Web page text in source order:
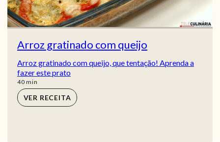
Arroz gratinado com queijo
Arroz gratinado com queijo, que tentação! Aprenda a
fazer este prato
40min
min
VER RECEITA